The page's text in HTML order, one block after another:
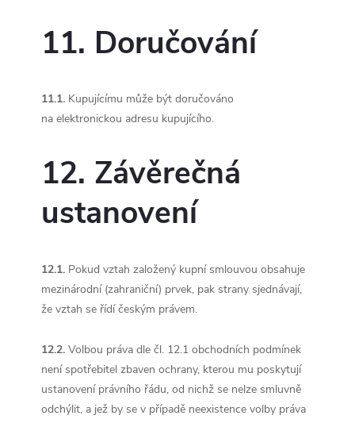
11. Doručování
11.1. Kupujícímu může být doručováno
na elektronickou adresu kupujícího.
12. Závěrečná
ustanovení
12.1. Pokud vztah založený kupní smlouvou obsahuje
mezinárodní (zahraniční) prvek, pak strany sjednávají,
že vztah se řídí českým právem.
12.2. Volbou práva dle čl. 12.1 obchodních podmínek
není spotřebitel zbaven ochrany, kterou mu poskytují
ustanovení právního řádu, od nichž se nelze smluvně
odchýlit, a jež by se v případě neexistence volby práva